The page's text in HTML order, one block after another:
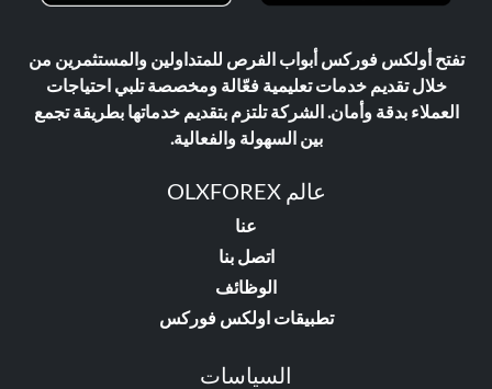
تفتح أولكس فوركس أبواب الفرص للمتداولين والمستثمرين من
خلال تقديم خدمات تعليمية فعّالة ومخصصة تلبي احتياجات
العملاء بدقة وأمان. الشركة تلتزم بتقديم خدماتها بطريقة تجمع
بين السهولة والفعالية.
عالم OLXFOREX
عنا
اتصل بنا
الوظائف
تطبيقات اولكس فوركس
السياسات